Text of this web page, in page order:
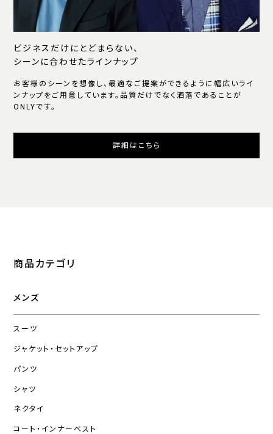
ビジネスだけにとどまらない、
シーンに合わせたラインナップ
お客様のシーンを想像し、最適なご提案ができるように幅広いライ
ンナップをご用意しています。品質だけでなく洒落であることが
ONLYです。
詳細はこちら
商品カテゴリ
メンズ
スーツ
ジャケット・セットアップ
パンツ
シャツ
ネクタイ
コート・インナーベスト